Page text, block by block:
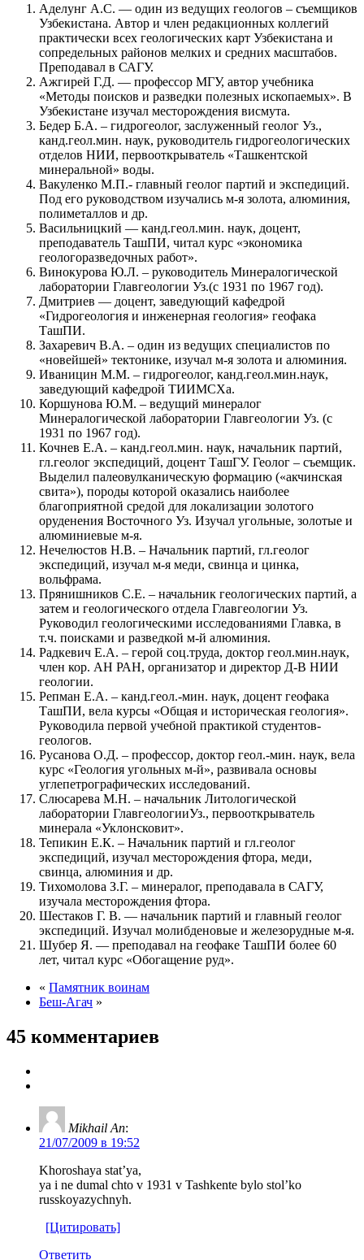
Аделунг А.С. — один из ведущих геологов – съемщиков
Узбекистана. Автор и член редакционных коллегий
практически всех геологических карт Узбекистана и
сопредельных районов мелких и средних масштабов.
Преподавал в САГУ.
Ажгирей Г.Д. — профессор МГУ, автор учебника
«Методы поисков и разведки полезных ископаемых». В
Узбекистане изучал месторождения висмута.
Бедер Б.А. – гидрогеолог, заслуженный геолог Уз.,
канд.геол.мин. наук, руководитель гидрогеологических
отделов НИИ, первооткрыватель «Ташкентской
минеральной» воды.
Вакуленко М.П.- главный геолог партий и экспедиций.
Под его руководством изучались м-я золота, алюминия,
полиметаллов и др.
Васильницкий — канд.геол.мин. наук, доцент,
преподаватель ТашПИ, читал курс «экономика
геологоразведочных работ».
Винокурова Ю.Л. – руководитель Минералогической
лаборатории Главгеологии Уз.(с 1931 по 1967 год).
Дмитриев — доцент, заведующий кафедрой
«Гидрогеология и инженерная геология» геофака
ТашПИ.
Захаревич В.А. – один из ведущих специалистов по
«новейшей» тектонике, изучал м-я золота и алюминия.
Иваницин М.М. – гидрогеолог, канд.геол.мин.наук,
заведующий кафедрой ТИИМСХа.
Коршунова Ю.М. – ведущий минералог
Минералогической лаборатории Главгеологии Уз. (с
1931 по 1967 год).
Кочнев Е.А. – канд.геол.мин. наук, начальник партий,
гл.геолог экспедиций, доцент ТашГУ. Геолог – съемщик.
Выделил палеовулканическую формацию («акчинская
свита»), породы которой оказались наиболее
благоприятной средой для локализации золотого
оруденения Восточного Уз. Изучал угольные, золотые и
алюминиевые м-я.
Нечелюстов Н.В. – Начальник партий, гл.геолог
экспедиций, изучал м-я меди, свинца и цинка,
вольфрама.
Прянишников С.Е. – начальник геологических партий, а
затем и геологического отдела Главгеологии Уз.
Руководил геологическими исследованиями Главка, в
т.ч. поисками и разведкой м-й алюминия.
Радкевич Е.А. – герой соц.труда, доктор геол.мин.наук,
член кор. АН РАН, организатор и директор Д-В НИИ
геологии.
Репман Е.А. – канд.геол.-мин. наук, доцент геофака
ТашПИ, вела курсы «Общая и историческая геология».
Руководила первой учебной практикой студентов-
геологов.
Русанова О.Д. – профессор, доктор геол.-мин. наук, вела
курс «Геология угольных м-й», развивала основы
углепетрографических исследований.
Слюсарева М.Н. – начальник Литологической
лаборатории ГлавгеологииУз., первооткрыватель
минерала «Уклонсковит».
Тепикин Е.К. – Начальник партий и гл.геолог
экспедиций, изучал месторождения фтора, меди,
свинца, алюминия и др.
Тихомолова З.Г. – минералог, преподавала в САГУ,
изучала месторождения фтора.
Шестаков Г. В. — начальник партий и главный геолог
экспедиций. Изучал молибденовые и железорудные м-я.
Шубер Я. — преподавал на геофаке ТашПИ более 60
лет, читал курс «Обогащение руд».
« Памятник воинам
Беш-Агач »
45 комментариев
Mikhail An:
21/07/2009 в 19:52
Khoroshaya stat’ya,
ya i ne dumal chto v 1931 v Tashkente bylo stol’ko
russkoyazychnyh.
[Цитировать]
Ответить